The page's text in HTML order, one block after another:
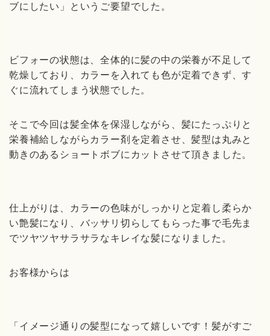
ブにしたい」というご要望でした。
ビフォーの状態は、全体的に髪の中の栄養が不足して
乾燥しており、カラーを入れても色が定着できず、す
ぐに流れてしまう状態でした。
そこで今回は髪全体を保湿しながら、髪にたっぷりと
栄養補給しながらカラー剤を定着させ、髪型は丸みと
動きのあるショートボブにカットさせて頂きました。
仕上がりは、カラーの色味がしっかりと定着し柔らか
い艶髪になり、バッサリ切らしてもらった事で毛先ま
でツヤツヤサラサラなキレイな髪になりました。
お客様からは
「イメージ通りの髪型になって嬉しいです！髪がすご